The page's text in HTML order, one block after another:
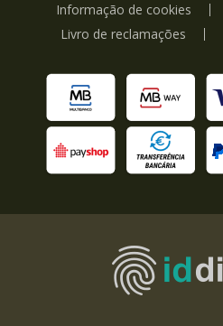
Informação de cookies
Livro de reclamações